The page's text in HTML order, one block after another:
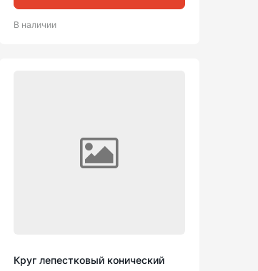
В наличии
Круг лепестковый конический